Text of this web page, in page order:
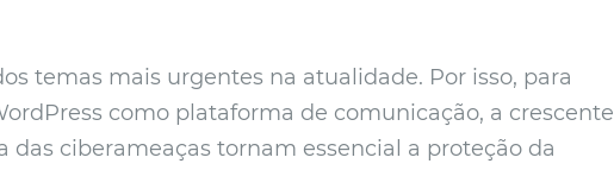
temas mais urgentes na atualidade. Por isso, para
como plataforma de comunicação, a crescente
das ciberameaças tornam essencial a proteção da